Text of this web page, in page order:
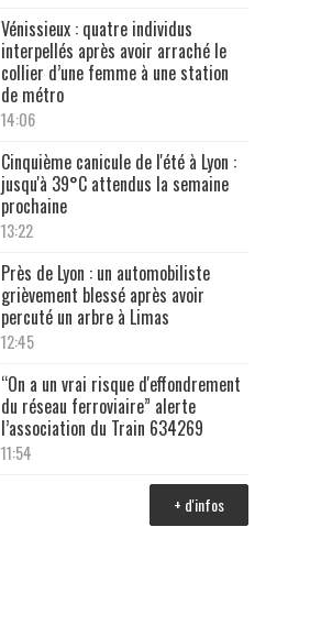
Vénissieux : quatre individus
interpellés après avoir arraché le
collier d’une femme à une station
de métro
14:06
Cinquième canicule de l'été à Lyon :
jusqu'à 39°C attendus la semaine
prochaine
13:22
Près de Lyon : un automobiliste
grièvement blessé après avoir
percuté un arbre à Limas
12:45
“On a un vrai risque d'effondrement
du réseau ferroviaire” alerte
l’association du Train 634269
11:54
+ d'infos